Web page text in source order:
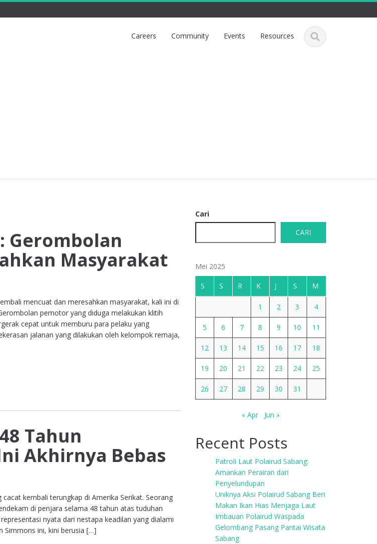
Careers Community Events Resources
Gerombolan
Masyarakat
mencuat dan meresahkan masyarakat, kali ini di
pemotor yang diduga melakukan klitih
cepat untuk memburu para pelaku yang
jalanan yang dilakukan oleh kelompok remaja,
Tahun
Akhirnya Bebas
kembali terungkap di Amerika Serikat. Seorang
di penjara selama 48 tahun atas tuduhan
nyata dari nestapa keadilan yang dialami
Simmons ini, kini berusia […]
Cari
CARI
Mei 2025
S S R K J S M
1 2 3 4
5 6 7 8 9 10 11
12 13 14 15 16 17 18
19 20 21 22 23 24 25
26 27 28 29 30 31
« Apr Jun »
Recent Posts
Patroli Laut Polairud Sabang:
Amankan Perairan dari
Penyelundupan
Uniknya Aksi Polairud Sabang Beri
Makan Ikan Hias Menjaga Laut
Imbauan Polairud Waspada
Gelombang Pasang Pantai Wisata
Sabang